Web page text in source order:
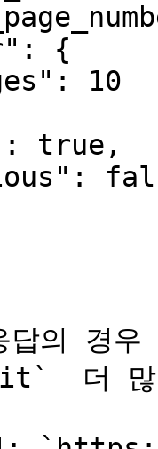
답의 경
더 많